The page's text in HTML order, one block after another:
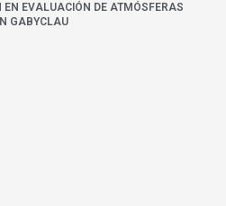
EN EVALUACIÓN DE ATMÓSFERAS
GABYCLAU